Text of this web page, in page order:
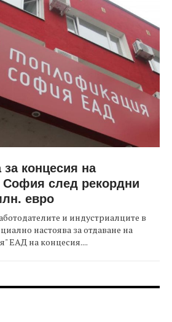
концесия на
след рекордни
евро
и индустриалците в
настоява за отдаване на
ЕАД на концесия....